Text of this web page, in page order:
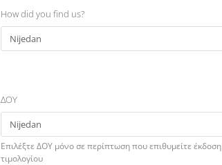
How did you find us?
ΔΟΥ
Επιλέξτε ΔΟΥ μόνο σε περίπτωση που επιθυμείτε έκδοση
τιμολογίου